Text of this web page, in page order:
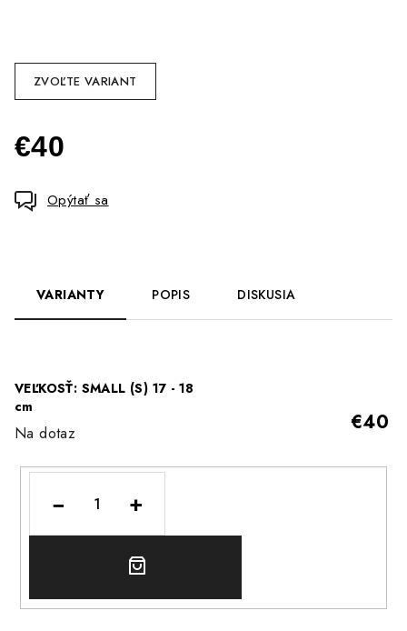
ZVOĽTE VARIANT
€40
cena: Opýtať sa
VARIANTY POPIS DISKUSIA
VEĽKOSŤ: SMALL (S) 17 - 18
cm
Na dotaz €40
+
−
DO